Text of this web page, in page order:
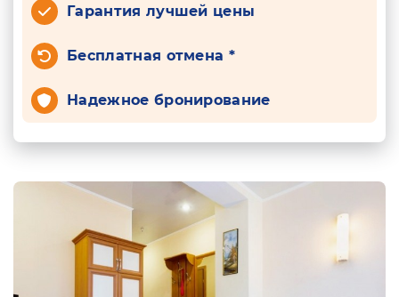
Гарантия лучшей цены
Бесплатная отмена *
Надежное бронирование